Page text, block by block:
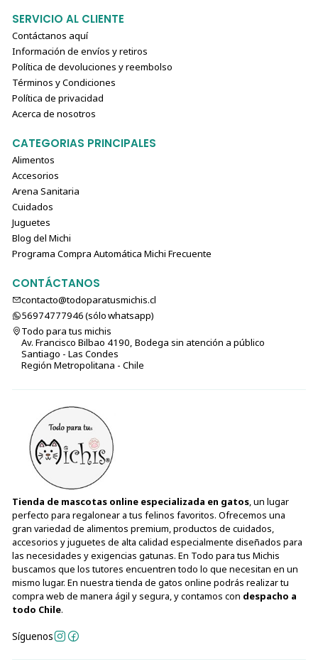
SERVICIO AL CLIENTE
Contáctanos aquí
Información de envíos y retiros
Política de devoluciones y reembolso
Términos y Condiciones
Política de privacidad
Acerca de nosotros
CATEGORIAS PRINCIPALES
Alimentos
Accesorios
Arena Sanitaria
Cuidados
Juguetes
Blog del Michi
Programa Compra Automática Michi Frecuente
CONTÁCTANOS
contacto@todoparatusmichis.cl
56974777946 (sólo⁣⁣⁣⁣⁣​​​​​​​​​​​​​​​ whatsapp)
Todo para tus michis
Av. Francisco Bilbao 4190, Bodega sin atención a público
Santiago - Las Condes
Región Metropolitana - Chile
Tienda de mascotas online especializada en gatos, un lugar
perfecto para regalonear a tus felinos favoritos. Ofrecemos una
gran variedad de alimentos premium, productos de cuidados,
accesorios y juguetes de alta calidad especialmente diseñados para
las necesidades y exigencias gatunas. En Todo para tus Michis
buscamos que los tutores encuentren todo lo que necesitan en un
mismo lugar. En nuestra tienda de gatos online podrás realizar tu
compra web de manera ágil y segura, y contamos con despacho a
todo Chile.
Síguenos